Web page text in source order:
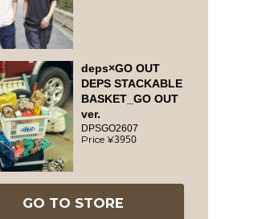
deps×GO OUT
DEPS STACKABLE
BASKET_GO OUT
ver.
DPSGO2607
3950
GO TO STORE